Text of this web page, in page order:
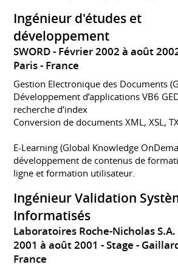
Ingénieur d'études et
développement
SWORD Février 2002 à août
Paris
France
Gestion Electronique des Documents
Développement d’applications VB6
recherche d’index
Conversion de documents XML, XSL,
E-Learning (Global Knowledge
développement de contenus de
ligne et formation utilisateur.
Ingénieur Validation
Informatisés
Laboratoires Roche-Nicholas S.A.
2001 à août 2001 Stage
France